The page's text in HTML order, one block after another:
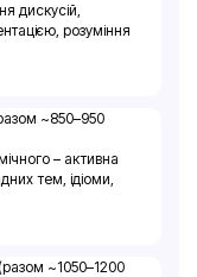
дискусій,
розуміння
~850–950
– активна
тем, ідіоми,
~1050–1200